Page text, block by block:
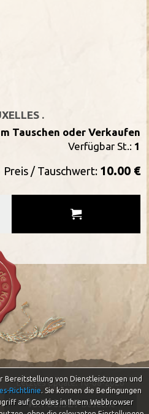
.
Tauschen oder Verkaufen
Verfügbar St.: 1
Preis / Tauschwert: 10.00 €
Letztes Update: 10-08-2026
46.700.327Besuche
Bereitstellung von Dienstleistungen und
Richtlinie. Sie können die Bedingungen
auf Cookies in Ihrem Webbrowser